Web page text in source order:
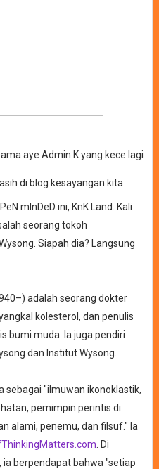
aye Admin K yang kece lagi
di blog kesayangan kita
mInDeD ini, KnK Land. Kali
seorang tokoh
Siapah dia? Langsung
adalah seorang dokter
kolesterol, dan penulis
bumi muda.
Ia juga pendiri
dan Institut Wysong.
sebagai "ilmuwan ikonoklastik,
pemimpin perintis di
alami, penemu, dan filsuf." Ia
Di
, ia berpendapat bahwa "setiap